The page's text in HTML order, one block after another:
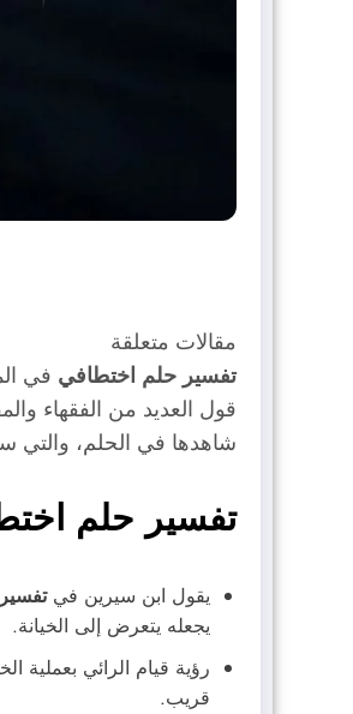
مقالات متعلقة
تفسير حلم اختطافي في
قول العديد من الفقهاء
شاهدها في الحلم،
تفسير حلم
يقول ابن سيرين في
يجعله يتعرض إلى الخيانة.
رؤية قيام الرائي
قريب.